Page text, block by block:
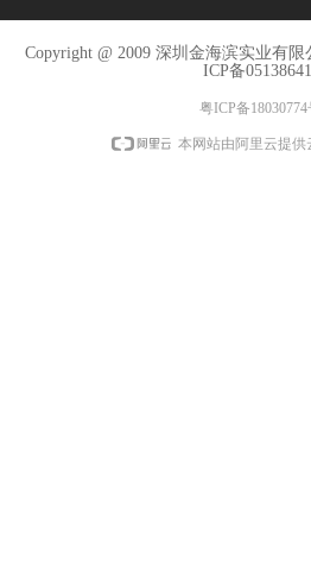
Copyright @ 2009 深圳金海滨实业有
ICP备
粤ICP备18030774
本网站由阿里云提供